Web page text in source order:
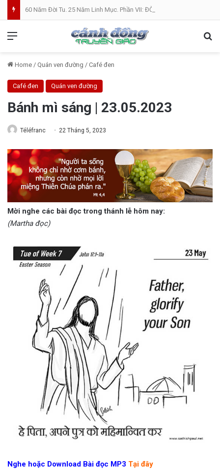
Home / Quán ven đường / Café đen
Café đen Quán ven đường
Bánh mì sáng | 23.05.2023
Téléfranc 22 Tháng 5, 2023
Mời nghe các bài đọc trong thánh lễ hôm nay:
(Martha đọc)
Nghe hoặc Download Bài đọc MP3 Tại đây